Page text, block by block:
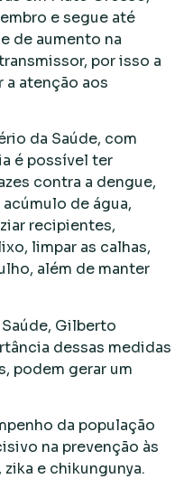
e segue até
de aumento na
por isso a
atenção aos
da Saúde, com
é possível ter
contra a dengue,
de água,
recipientes,
limpar as calhas,
além de manter
Gilberto
dessas medidas
podem gerar um
da população
na prevenção às
e chikungunya.